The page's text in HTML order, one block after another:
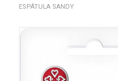
ESPÁTULA SANDY